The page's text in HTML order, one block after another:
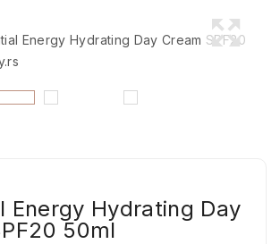
Energy Hydrating Day
50ml